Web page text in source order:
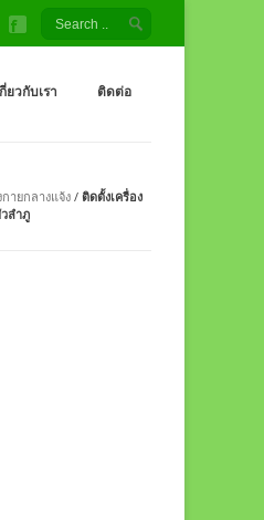
เครื่องออกกำลังกายกลางแจ้ง
ดานลื่น สไลเดอร์ ชิงช้า อุโมงค์ จำหน่
ยวกับเรา ติดต่อ
ายกลางแจ้ง/ ติดตั้งเครื่อง
ลำภู